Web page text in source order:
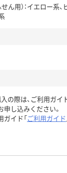
ん用）：イエロー系
の際は、ご利用ガイ
申し込みください。
ガイド「ご利用ガイド